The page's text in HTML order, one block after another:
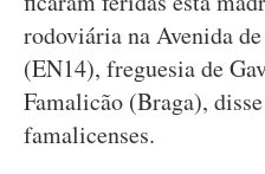
rodoviária na Avenida
(EN14), freguesia de
Famalicão (Braga),
famalicenses.